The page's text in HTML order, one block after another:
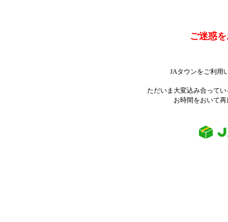
ご迷惑
JAタウンをご利用
ただいま大変込み合って
お時間をおいて